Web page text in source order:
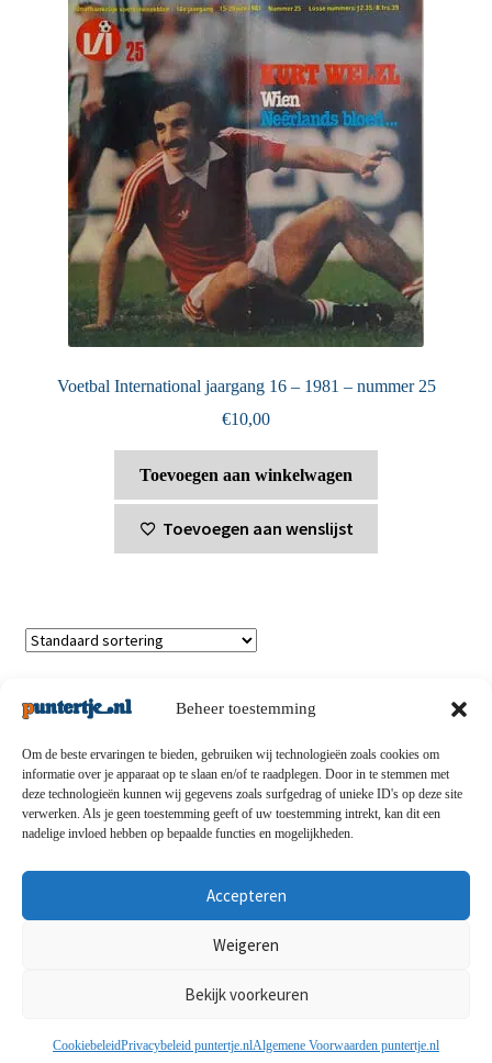
Beheer toestemming
Om de beste ervaringen te bieden, gebruiken wij technologieën zoals cookies om
informatie over je apparaat op te slaan en/of te raadplegen. Door in te stemmen met
deze technologieën kunnen wij gegevens zoals surfgedrag of unieke ID's op deze site
verwerken. Als je geen toestemming geeft of uw toestemming intrekt, kan dit een
nadelige invloed hebben op bepaalde functies en mogelijkheden.
Accepteren
Weigeren
Bekijk voorkeuren
CookiebeleidPrivacybeleid puntertje.nlAlgemene Voorwaarden puntertje.nl
Voetbal International jaargang 16 – 1981 – nummer 25
€10,00
Toevoegen aan winkelwagen
Toevoegen aan wenslijst
Privacybeleid-Verzending en retouren-Algemene
voorwaarden-Disclaimert-Betaalmethoden-Over ons
Contact
Zoeken
Zoeken